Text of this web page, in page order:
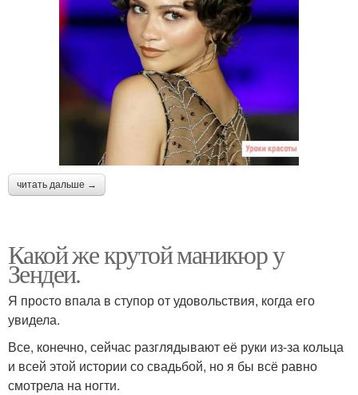
читать дальше →
Какой же крутой маникюр у
Зендеи.
Я просто впала в ступор от удовольствия, когда его
увидела.
Все, конечно, сейчас разглядывают её руки из-за кольца
и всей этой истории со свадьбой, но я бы всё равно
смотрела на ногти.